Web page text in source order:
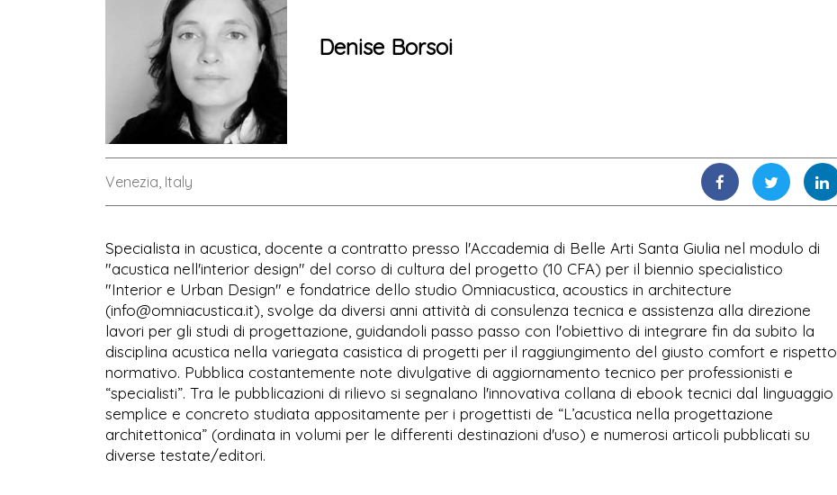
Denise Borsoi
Venezia, Italy
Specialista in acustica, docente a contratto presso l'Accademia di Belle Arti Santa Giulia nel modulo di
"acustica nell'interior design" del corso di cultura del progetto (10 CFA) per il biennio specialistico
"Interior e Urban Design" e fondatrice dello studio Omniacustica, acoustics in architecture
(info@omniacustica.it), svolge da diversi anni attività di consulenza tecnica e assistenza alla direzione
lavori per gli studi di progettazione, guidandoli passo passo con l'obiettivo di integrare fin da subito la
disciplina acustica nella variegata casistica di progetti per il raggiungimento del giusto comfort e rispetto
normativo. Pubblica costantemente note divulgative di aggiornamento tecnico per professionisti e
“specialisti”. Tra le pubblicazioni di rilievo si segnalano l'innovativa collana di ebook tecnici dal linguaggio
semplice e concreto studiata appositamente per i progettisti de “L’acustica nella progettazione
architettonica” (ordinata in volumi per le differenti destinazioni d'uso) e numerosi articoli pubblicati su
diverse testate/editori.